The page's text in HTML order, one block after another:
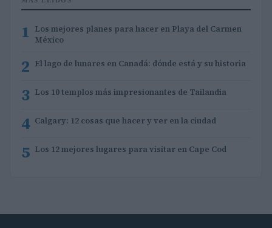
1 Los mejores planes para hacer en Playa del Carmen
México
2 El lago de lunares en Canadá: dónde está y su historia
3 Los 10 templos más impresionantes de Tailandia
4 Calgary: 12 cosas que hacer y ver en la ciudad
5 Los 12 mejores lugares para visitar en Cape Cod